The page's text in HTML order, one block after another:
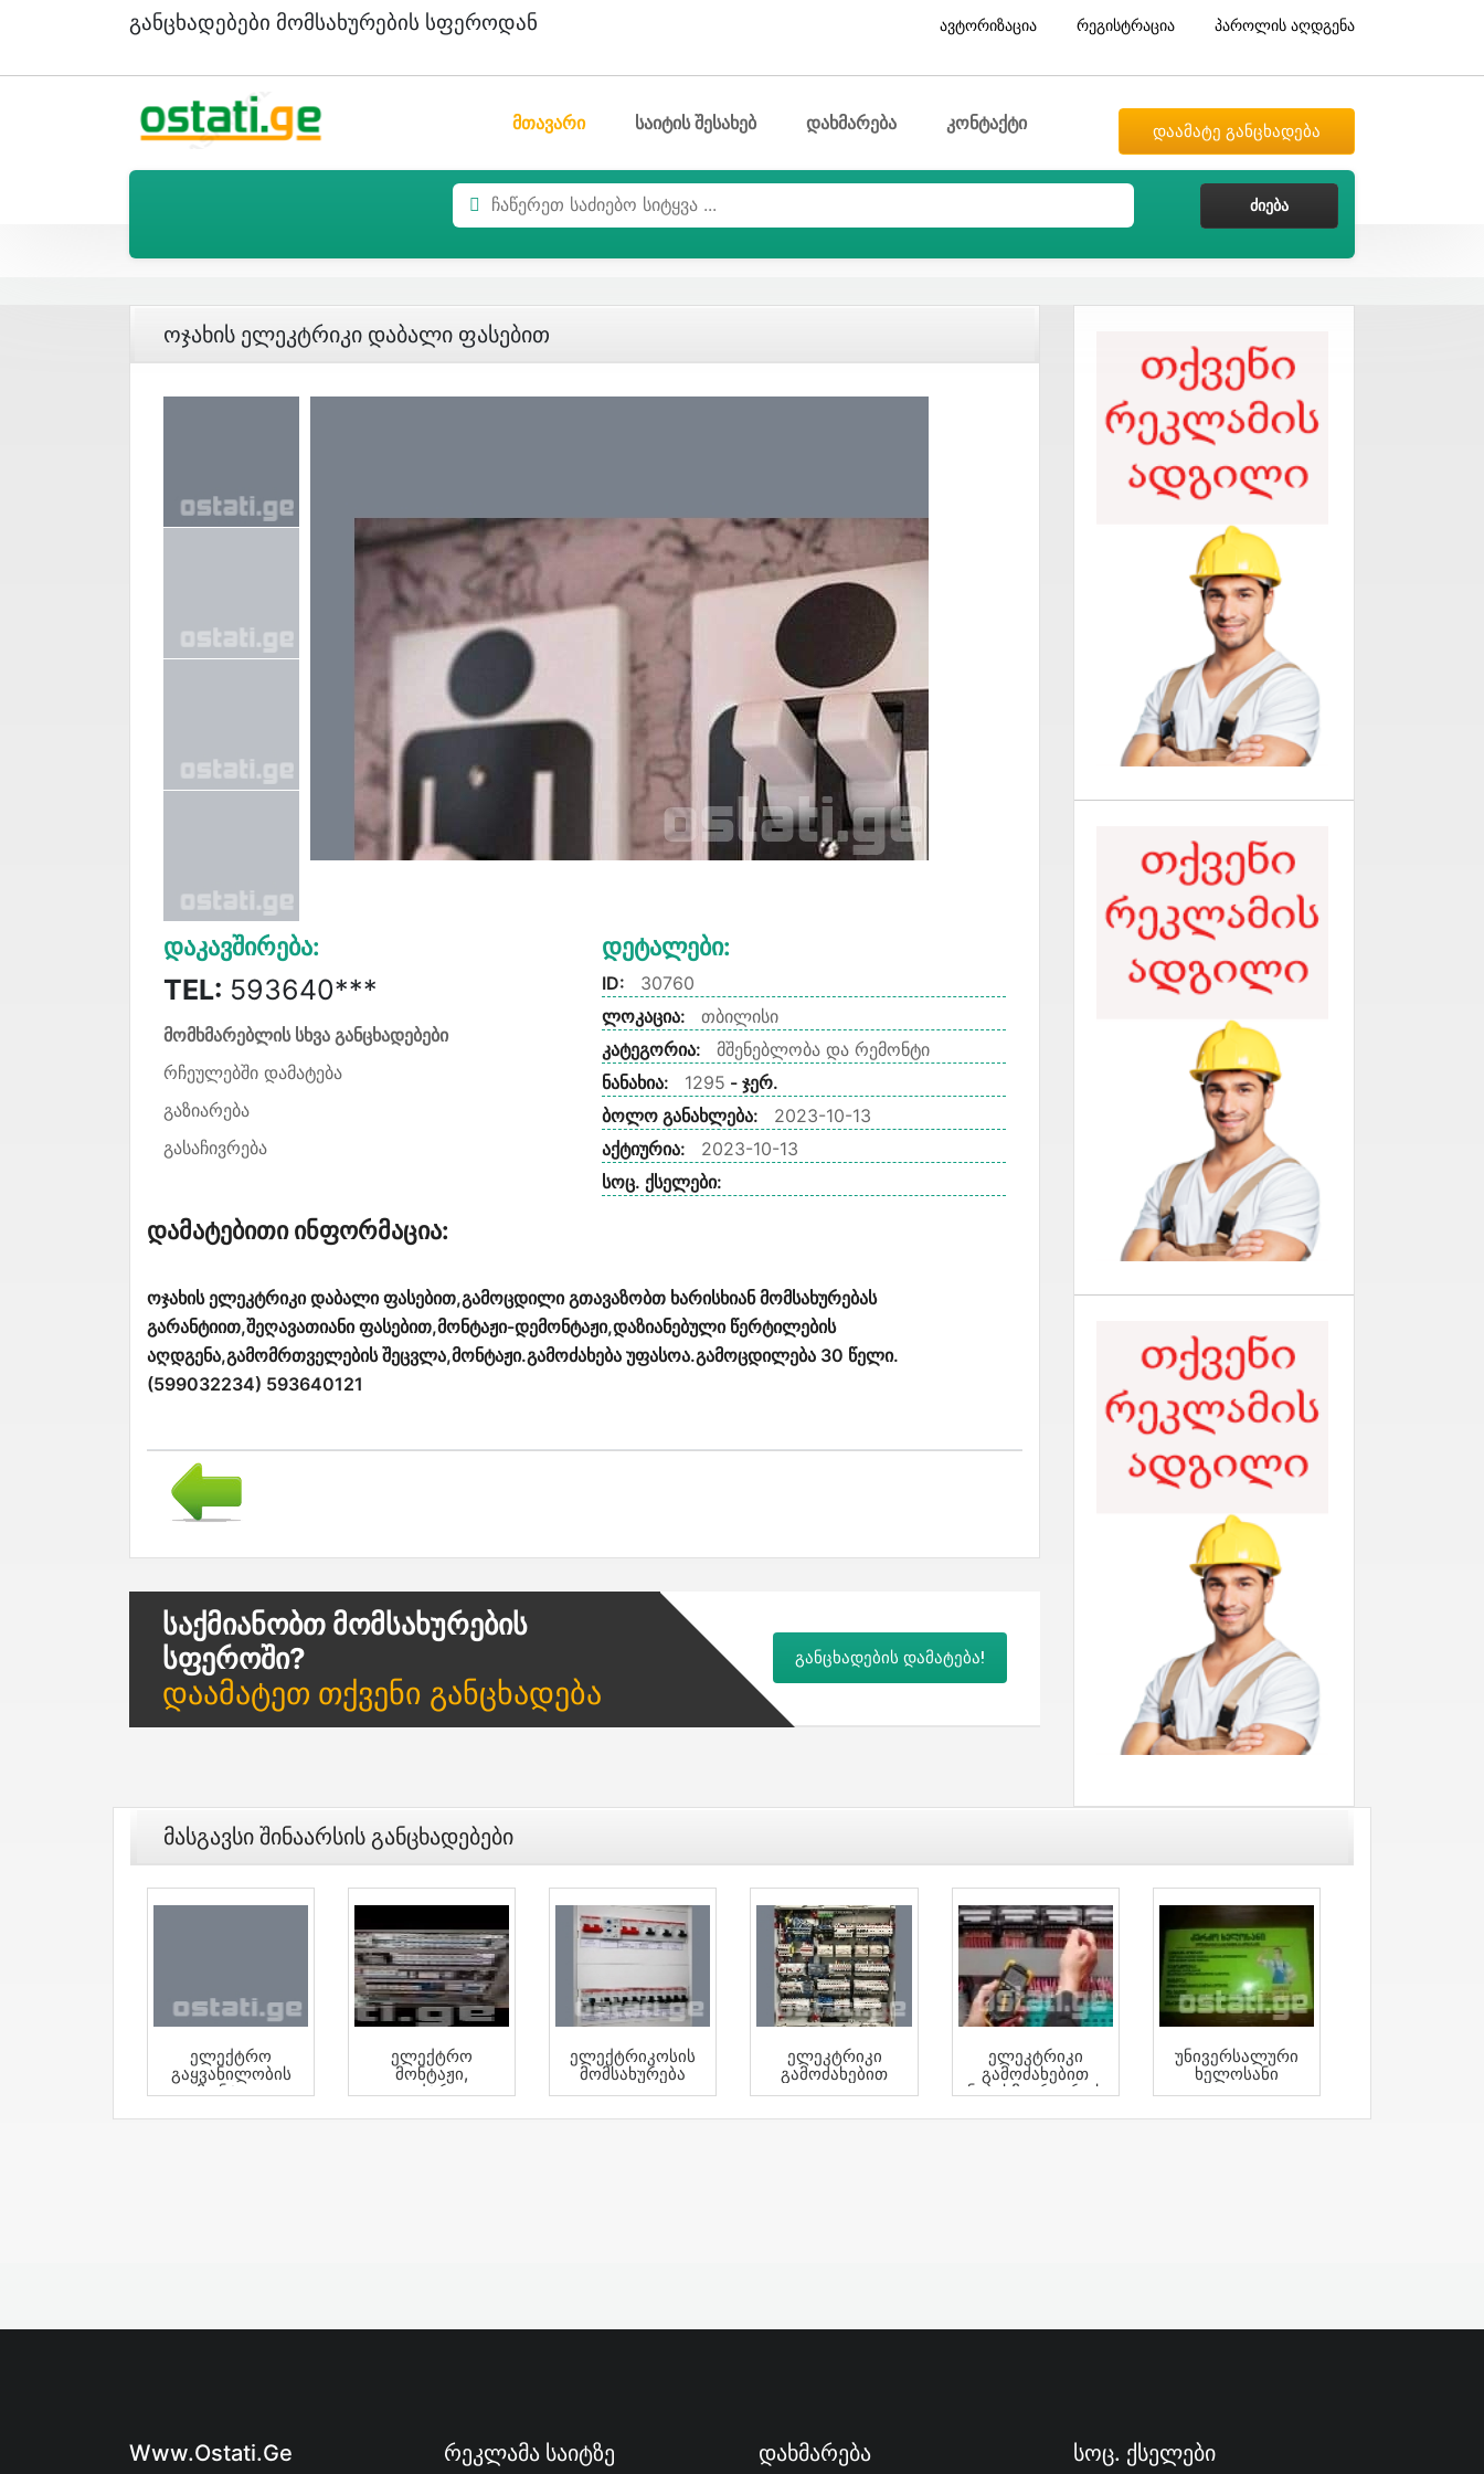
Განცხადებები Მომსახურების Სფეროდან ავტორიზაცია რეგისტრაცია პაროლის აღდგენა
მთავარი საიტის შესახებ დახმარება კონტაქტი დაამატე განცხადება
Ოჯახის Ელეკტრიკი Დაბალი Ფასებით
Დაკავშირება:
TEL: 593640***
მომხმარებლის სხვა განცხადებები
რჩეულებში დამატება
გაზიარება
გასაჩივრება
Დეტალები:
ID:
30760
ლოკაცია:
თბილისი
კატეგორია:
მშენებლობა და რემონტი
ნანახია:
1295 - ჯერ.
ბოლო განახლება:
2023-10-13
აქტიურია:
2023-10-13
სოც. ქსელები:
Დამატებითი Ინფორმაცია:
ოჯახის ელეკტრიკი დაბალი ფასებით,გამოცდილი გთავაზობთ ხარისხიან მომსახურებას
გარანტიით,შეღავათიანი ფასებით,მონტაჟი-დემონტაჟი,დაზიანებული წერტილების
აღდგენა,გამომრთველების შეცვლა,მონტაჟი.გამოძახება უფასოა.გამოცდილება 30 წელი.
(599032234) 593640121
Საქმიანობთ Მომსახურების
Სფეროში?
Დაამატეთ Თქვენი Განცხადება
განცხადების დამატება!
Მასგავსი Შინაარსის Განცხადებები
Ელექტრო
Გაყვანილობის
Მონტაჟი
Ელექტრო
Მონტაჟი,
Ელექტრიკი,
Ელექტრიკოსის
Მომსახურება
Ელეკტრიკი
Გამოძახებით
Ელეკტრიკი
Გამოძახებით
Ნებისმიერ Დროს
Უნივერსალური
Ხელოსანი
Www.ostati.ge Რეკლამა Საიტზე Დახმარება Სოც. Ქსელები